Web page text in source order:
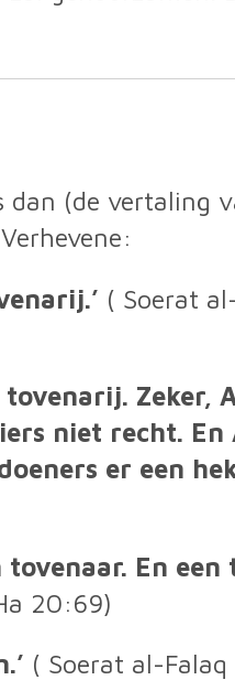
dan (de vertaling
( Soerat
Zeker,
niet recht. En
er een
En een
20:69)
( Soerat al-Falaq